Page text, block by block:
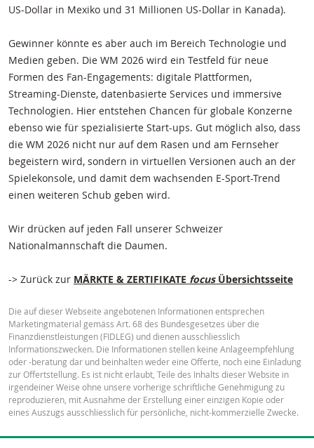
US-Dollar in Mexiko und 31 Millionen US-Dollar in Kanada).
Gewinner könnte es aber auch im Bereich Technologie und
Medien geben. Die WM 2026 wird ein Testfeld für neue
Formen des Fan-Engagements: digitale Plattformen,
Streaming-Dienste, datenbasierte Services und immersive
Technologien. Hier entstehen Chancen für globale Konzerne
ebenso wie für spezialisierte Start-ups. Gut möglich also, dass
die WM 2026 nicht nur auf dem Rasen und am Fernseher
begeistern wird, sondern in virtuellen Versionen auch an der
Spielekonsole, und damit dem wachsenden E-Sport-Trend
einen weiteren Schub geben wird.
Wir drücken auf jeden Fall unserer Schweizer
Nationalmannschaft die Daumen.
-> Zurück zur MÄRKTE & ZERTIFIKATE focusÜbersichtsseite
Die auf dieser Webseite angebotenen Informationen entsprechen
Marketingmaterial gemäss Art. 68 des Bundesgesetzes über die
Finanzdienstleistungen (FIDLEG) und dienen ausschliesslich
Informationszwecken. Die Informationen stellen keine Anlageempfehlung
oder -beratung dar und beinhalten weder eine Offerte, noch eine Einladung
zur Offertstellung. Es ist nicht erlaubt, Teile des Inhalts dieser Website in
irgendeiner Weise ohne unsere vorherige schriftliche Genehmigung zu
reproduzieren, mit Ausnahme der Erstellung einer einzigen Kopie oder
eines Auszugs ausschliesslich für persönliche, nicht-kommerzielle Zwecke.